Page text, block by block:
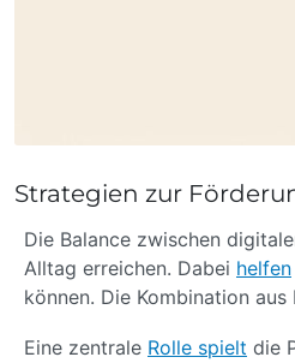
Strategien zur
Die Balance zwischen
Alltag erreichen. Dabei helfen
können. Die Kombination
Eine zentrale Rolle spielt die